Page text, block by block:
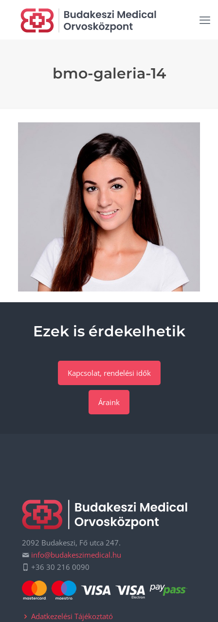
bmo-galeria-14
Ezek is érdekelhetik
Kapcsolat, rendelési idők
Áraink
2092 Budakeszi, Fő utca 247.
info@budakeszimedical.hu
+36 30 216 0090
Adatkezelési Tájékoztató